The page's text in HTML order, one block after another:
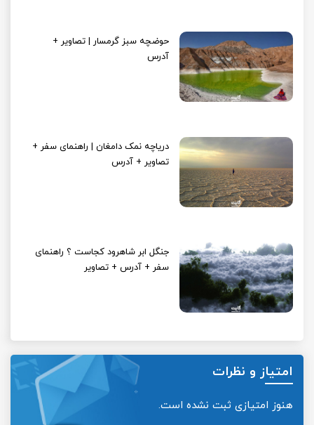
حوضچه سبز گرمسار | تصاویر +
آدرس
دریاچه نمک دامغان | راهنمای سفر +
تصاویر + آدرس
جنگل ابر شاهرود کجاست ؟ راهنمای
سفر + آدرس + تصاویر
امتیاز و نظرات
هنوز امتیازی ثبت نشده است.